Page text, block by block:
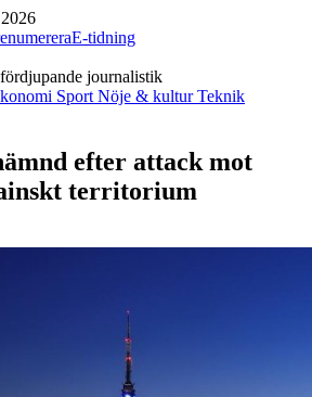
E-tidning
journalistik
Sport Nöje & kulturTeknik
efter attack mot
territorium